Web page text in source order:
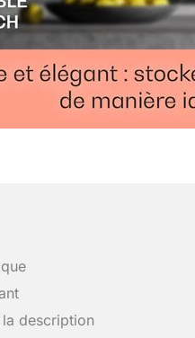
description